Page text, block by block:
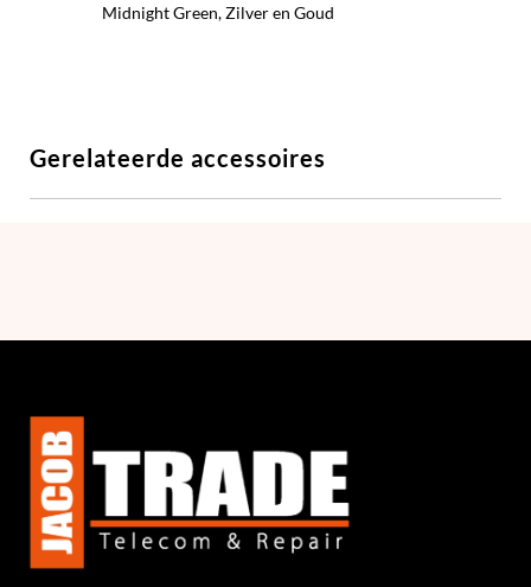
Midnight Green, Zilver en Goud
Gerelateerde accessoires